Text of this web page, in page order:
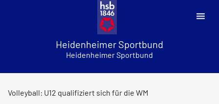
Heidenheimer Sportbund
Heidenheimer Sportbund
Volleyball: U12 qualifiziert sich für die WM